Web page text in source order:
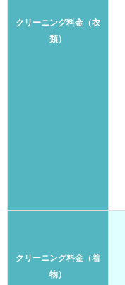
クリーニング料金（衣
類）
クリーニング料金（着
物）